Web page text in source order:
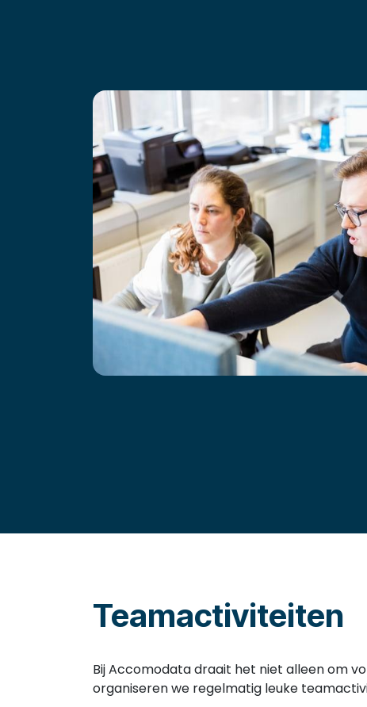
Teamactiviteiten
Bij Accomodata draait het niet alleen om
organiseren we regelmatig leuke